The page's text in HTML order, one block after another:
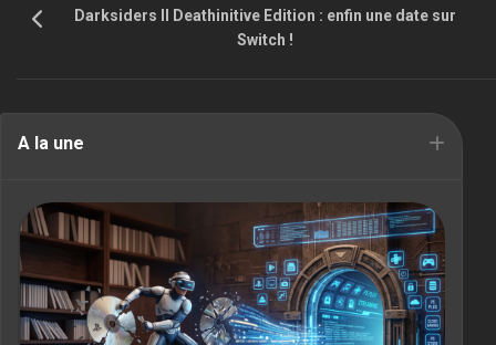
Darksiders II Deathinitive Edition : enfin une date sur
Switch !
A la une